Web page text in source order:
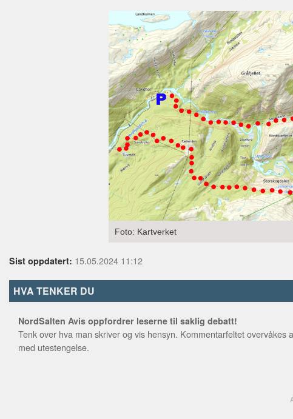
Foto: Kartverket
Sist oppdatert: 15.05.2024 11:12
HVA TENKER DU
NordSalten Avis oppfordrer leserne til saklig debatt!
Tenk over hva man skriver og vis hensyn. Kommentarfeltet
med utestengelse.